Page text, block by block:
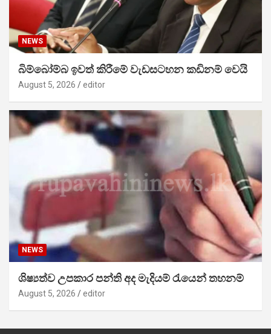
NEWS
බිම්බෝම්බ ඉවත් කිරීමේ වැඩසටහන කඩිනම් වෙයි
August 5, 2026 editor
NEWS
ශිෂ්‍යත්ව උපකාර පන්ති අද මැදියම් රැයෙන් තහනම්
August 5, 2026 editor